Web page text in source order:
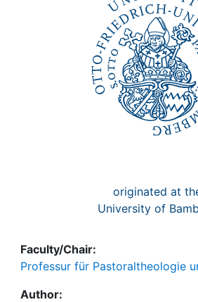
originated at
University of
Faculty/Chair:
Professur für Pastoraltheologie
Author: